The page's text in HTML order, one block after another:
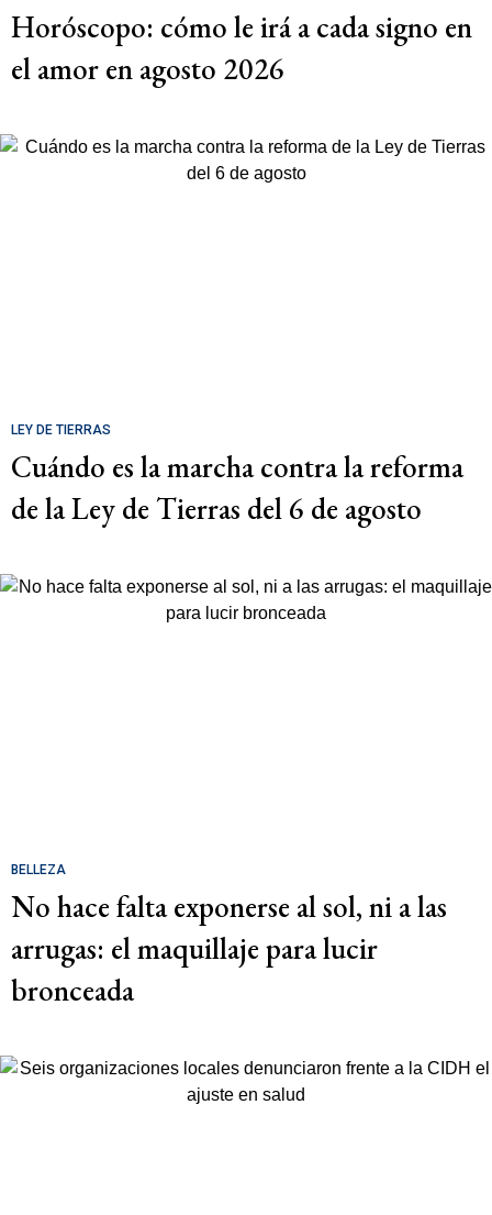
Horóscopo: cómo le irá a cada signo en
el amor en agosto 2026
LEY DE TIERRAS
Cuándo es la marcha contra la reforma
de la Ley de Tierras del 6 de agosto
BELLEZA
No hace falta exponerse al sol, ni a las
arrugas: el maquillaje para lucir
bronceada